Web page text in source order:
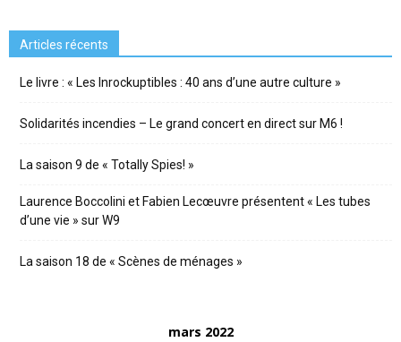
Articles récents
Le livre : « Les Inrockuptibles : 40 ans d’une autre culture »
Solidarités incendies – Le grand concert en direct sur M6 !
La saison 9 de « Totally Spies! »
Laurence Boccolini et Fabien Lecœuvre présentent « Les tubes
d’une vie » sur W9
La saison 18 de « Scènes de ménages »
mars 2022